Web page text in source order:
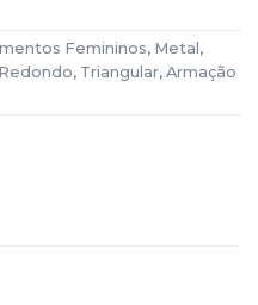
Femininos, Metal ,
Redondo, Triangular, Armação